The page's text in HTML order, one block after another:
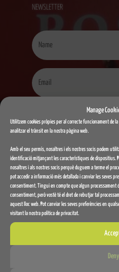
Manage
Utilitzem cookies pròpies per al correcte funcionament de
analitzar el trànsit en la nostra pàgina web.
Amb el seu permís, nosaltres i els nostres socis podem
identificació mitjançant les característiques de dispositius.
nosaltres i als nostres socis perquè duguem a terme el
pot accedir a informació més detallada i canviar les seves
consentiment. Tingui en compte que algun processament
consentiment, però vostè té el dret de rebutjar tal
aquest lloc web. Pot canviar les seves preferències en
visitant la nostra política de privacitat.
Deny
NEWSLETTER
o ens pots
nostre local
i estarem encantats de parlar
Carrer Joan Riutort, 98.
07190 Esporles. Illes Balears